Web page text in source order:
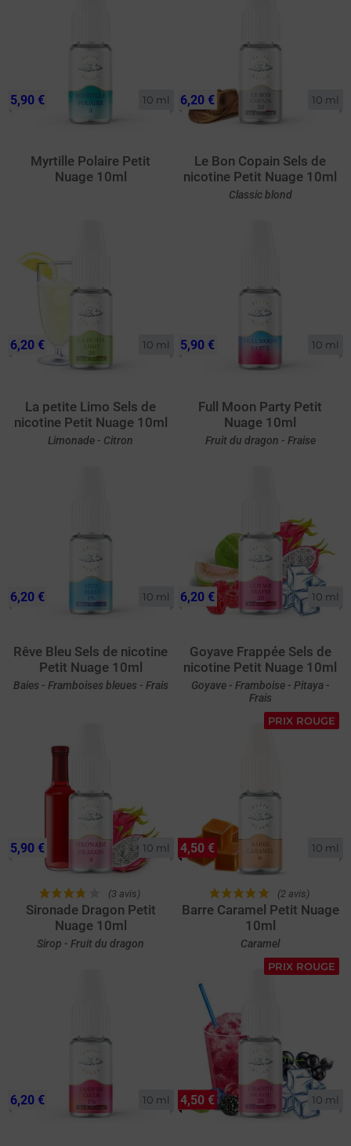
10 ml
Myrtille Polaire Petit
Nuage 10ml
5,90 € 10 ml
Le Bon Copain Sels de
nicotine Petit Nuage 10ml
Classic blond
6,20 €
10 ml
La petite Limo Sels de
nicotine Petit Nuage 10ml
Limonade - Citron
6,20 € 10 ml
Full Moon Party Petit
Nuage 10ml
Fruit du dragon - Fraise
5,90 €
10 ml
Rêve Bleu Sels de nicotine
Petit Nuage 10ml
Baies - Framboises bleues - Frais
6,20 € 10 ml
Goyave Frappée Sels de
nicotine Petit Nuage 10ml
Goyave - Framboise - Pitaya -
Frais
6,20 €
10 ml
(3 avis)
Sironade Dragon Petit
Nuage 10ml
Sirop - Fruit du dragon
5,90 €
PRIX ROUGE
10 ml
(2 avis)
Barre Caramel Petit Nuage
10ml
Caramel
4,50 €
10 ml
6,20 €
PRIX ROUGE
10 ml
4,50 €